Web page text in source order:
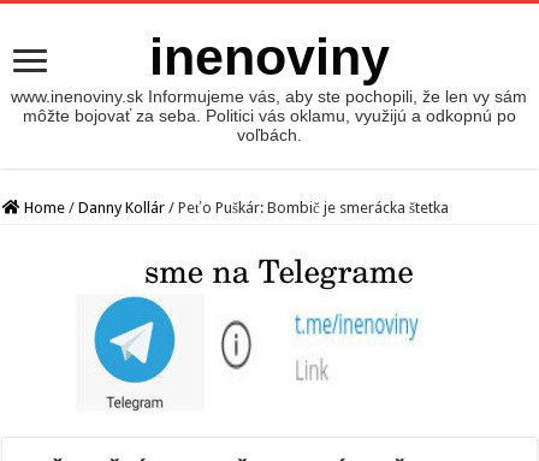
inenoviny
www.inenoviny.sk Informujeme vás, aby ste pochopili, že len vy sám
môžte bojovať za seba. Politici vás oklamu, využijú a odkopnú po
voľbách.
Home / Danny Kollár / Peťo Puškár: Bombič je smerácka štetka